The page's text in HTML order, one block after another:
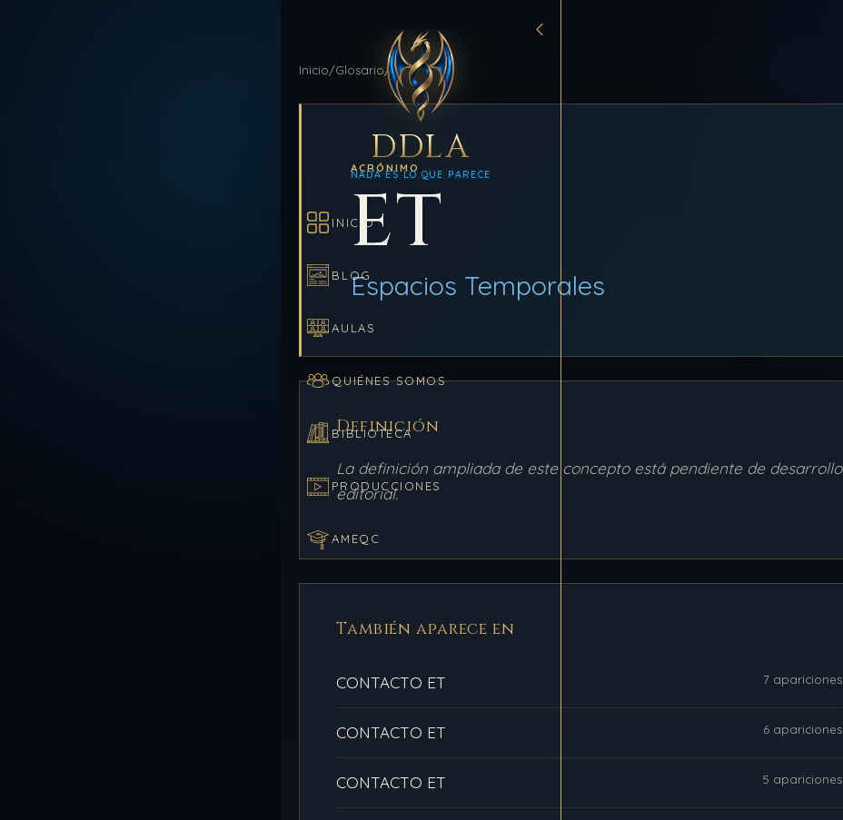
DDLA
NADA ES LO QUE PARECE
INICIO
BLOG
AULAS
QUIÉNES SOMOS
BIBLIOTECA
PRODUCCIONES
AMEQC
Inicio/Glosario/ET
ACRÓNIMO
ET
Espacios Temporales
Definición
La definición ampliada de este concepto está pendiente de desarrollo
editorial.
También aparece en
CONTACTO ET 7 apariciones
CONTACTO ET 6 apariciones
CONTACTO ET 5 apariciones